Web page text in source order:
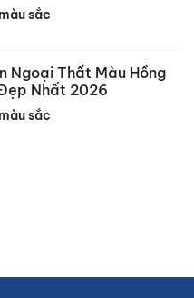
sắc
Ngoại Thất Màu Hồng
Nhất 2026
sắc